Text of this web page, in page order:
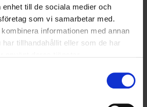
enhet till de sociala medier och
som vi samarbetar med.
informationen med annan
tillhandahållit eller som de har